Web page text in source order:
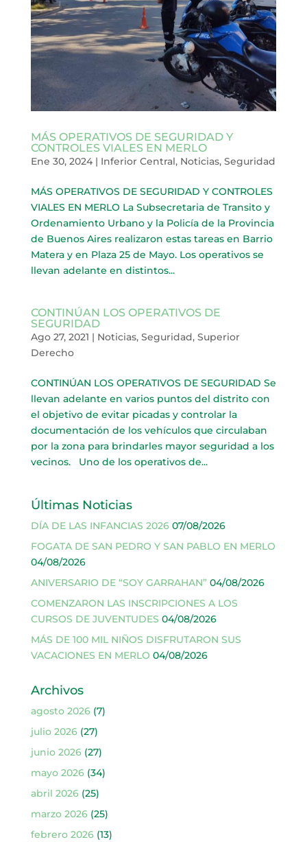
MÁS OPERATIVOS DE SEGURIDAD Y
CONTROLES VIALES EN MERLO
Ene 30, 2024| Inferior Central, Noticias, Seguridad
MÁS OPERATIVOS DE SEGURIDAD Y CONTROLES
VIALES EN MERLO La Subsecretaria de Transito y
Ordenamiento Urbano y la Policía de la Provincia
de Buenos Aires realizaron estas tareas en Barrio
Matera y en Plaza 25 de Mayo. Los operativos se
llevan adelante en distintos...
CONTINÚAN LOS OPERATIVOS DE
SEGURIDAD
Ago 27, 2021 | Noticias, Seguridad, Superior
Derecho
CONTINÚAN LOS OPERATIVOS DE SEGURIDAD Se
llevan adelante en varios puntos del distrito con
el objetivo de evitar picadas y controlar la
documentación de los vehículos que circulaban
por la zona para brindarles mayor seguridad a los
vecinos. Uno de los operativos de...
Últimas Noticias
DÍA DE LAS INFANCIAS 2026 07/08/2026
FOGATA DE SAN PEDRO Y SAN PABLO EN MERLO
04/08/2026
ANIVERSARIO DE “SOY GARRAHAN” 04/08/2026
COMENZARON LAS INSCRIPCIONES A LOS
CURSOS DE JUVENTUDES 04/08/2026
MÁS DE 100 MIL NIÑOS DISFRUTARON SUS
VACACIONES EN MERLO 04/08/2026
Archivos
agosto 2026(7)
julio 2026(27)
junio 2026(27)
mayo 2026(34)
abril 2026(25)
marzo 2026(25)
febrero 2026(13)